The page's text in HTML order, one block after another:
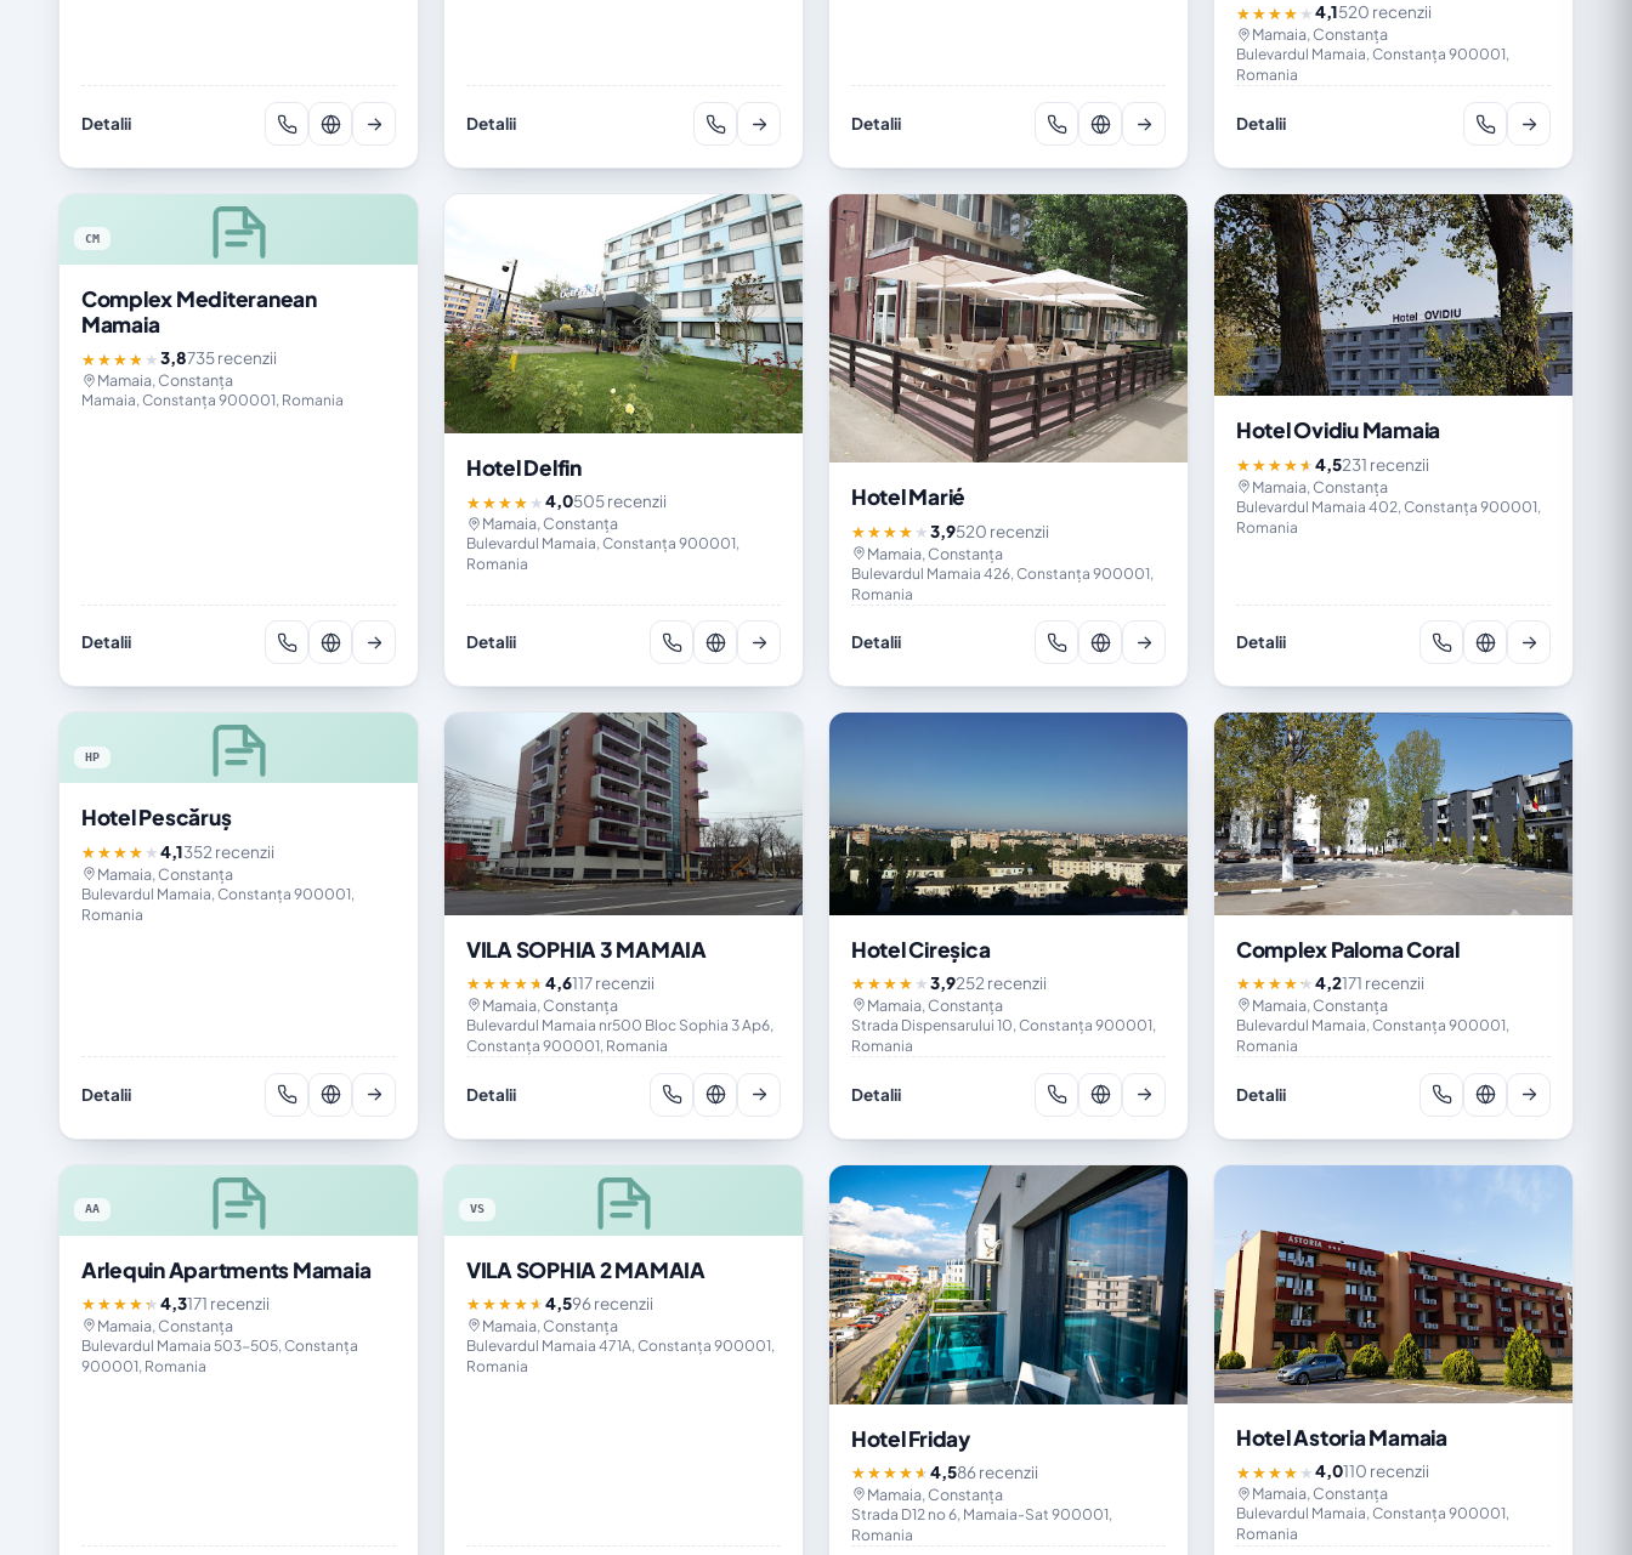
Detalii Detalii Detalii
★★★★★4,1520 recenzii
Mamaia, Constanța
Bulevardul Mamaia, Constanța 900001,
Romania
Detalii
CM
Complex Mediteranean
Mamaia
★★★★★3,8735 recenzii
Mamaia, Constanța
Mamaia, Constanța 900001, Romania
Detalii
Hotel Delfin
★★★★★4,0505 recenzii
Mamaia, Constanța
Bulevardul Mamaia, Constanța 900001,
Romania
Detalii
Hotel Marié
★★★★★3,9520 recenzii
Mamaia, Constanța
Bulevardul Mamaia 426, Constanța 900001,
Romania
Detalii
Hotel Ovidiu Mamaia
★★★★★4,5231 recenzii
Mamaia, Constanța
Bulevardul Mamaia 402, Constanța 900001,
Romania
Detalii
HP
Hotel Pescăruș
★★★★★4,1352 recenzii
Mamaia, Constanța
Bulevardul Mamaia, Constanța 900001,
Romania
Detalii
VILA SOPHIA 3 MAMAIA
★★★★★4,6117 recenzii
Mamaia, Constanța
Bulevardul Mamaia nr500 Bloc Sophia 3 Ap6,
Constanța 900001, Romania
Detalii
Hotel Cireșica
★★★★★3,9252 recenzii
Mamaia, Constanța
Strada Dispensarului 10, Constanța 900001,
Romania
Detalii
Complex Paloma Coral
★★★★★4,2171 recenzii
Mamaia, Constanța
Bulevardul Mamaia, Constanța 900001,
Romania
Detalii
AA
Arlequin Apartments Mamaia
★★★★★4,3171 recenzii
Mamaia, Constanța
Bulevardul Mamaia 503-505, Constanța
900001, Romania
VS
VILA SOPHIA 2 MAMAIA
★★★★★4,596 recenzii
Mamaia, Constanța
Bulevardul Mamaia 471A, Constanța 900001,
Romania
Hotel Friday
★★★★★4,586 recenzii
Mamaia, Constanța
Strada D12 no 6, Mamaia-Sat 900001,
Romania
Hotel Astoria Mamaia
★★★★★4,0110 recenzii
Mamaia, Constanța
Bulevardul Mamaia, Constanța 900001,
Romania